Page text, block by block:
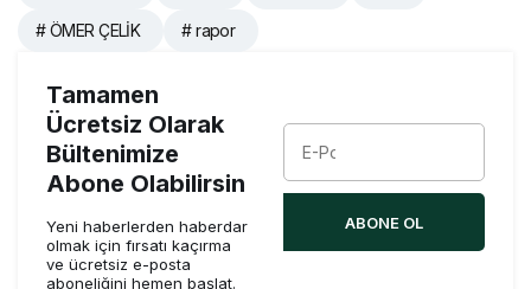
# ÖMER ÇELİK # rapor
Tamamen
Ücretsiz Olarak
Bültenimize
Abone Olabilirsin
Yeni haberlerden haberdar
olmak için fırsatı kaçırma
ve ücretsiz e-posta
aboneliğini hemen başlat.
ABONE OL